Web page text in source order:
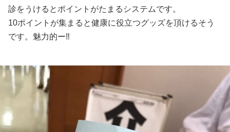
診をうけるとポイントがたまるシステムです。
10ポイントが集まると健康に役立つグッズを頂けるそう
です。魅力的ー‼️